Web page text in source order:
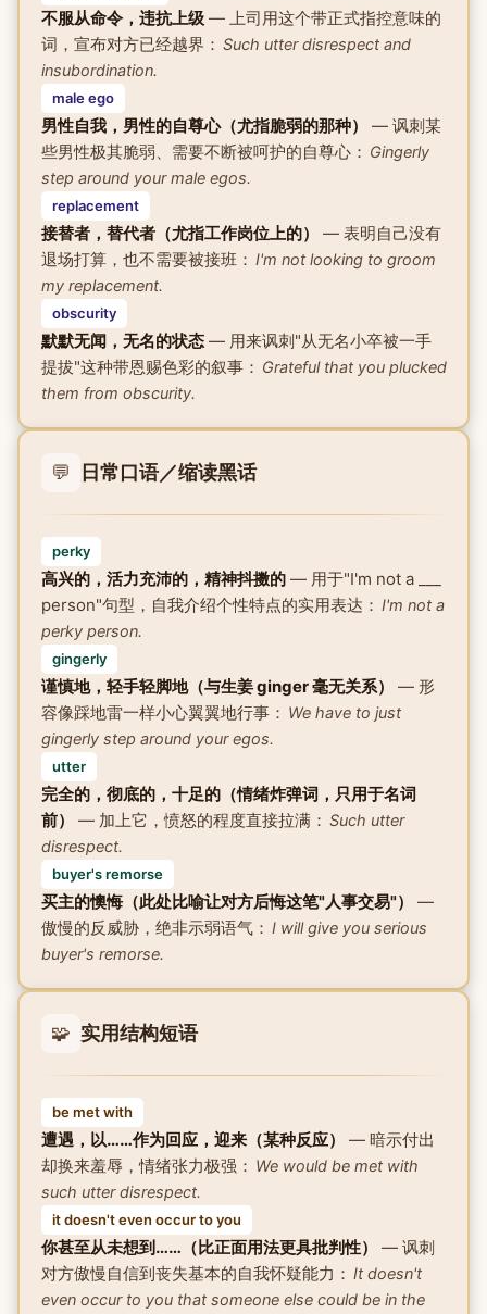
不服从命令，违抗上级— 上司用这个带正式指控意味的
词，宣布对方已经越界： Such utter disrespect and
insubordination.
male ego
男性自我，男性的自尊心（尤指脆弱的那种）
— 讽刺某
些男性极其脆弱、需要不断被呵护的自尊心： Gingerly
step around your male egos.
replacement
接替者，替代者（尤指工作岗位上的）
— 表明自己没有
退场打算，也不需要被接班： I'm not looking to groom
my replacement.
obscurity
默默无闻，无名的状态— 用来讽刺"从无名小卒被一手
提拔"这种带恩赐色彩的叙事： Grateful that you plucked
them from obscurity.
💬 日常口语／缩读黑话
perky
高兴的，活力充沛的，精神抖擞的— 用于"I'm not a ___
person"句型，自我介绍个性特点的实用表达： I'm not a
perky person.
gingerly
谨慎地，轻手轻脚地（与生姜 ginger 毫无关系）
— 形
容像踩地雷一样小心翼翼地行事： We have to just
gingerly step around your egos.
utter
完全的，彻底的，十足的（情绪炸弹词，只用于名词
前）
— 加上它，愤怒的程度直接拉满： Such utter
disrespect.
buyer's remorse
买主的懊悔（此处比喻让对方后悔这笔"人事交易"）
—
傲慢的反威胁，绝非示弱语气： I will give you serious
buyer's remorse.
🧩 实用结构短语
be met with
遭遇，以……作为回应，迎来（某种反应）
— 暗示付出
却换来羞辱，情绪张力极强： We would be met with
such utter disrespect.
it doesn't even occur to you
你甚至从未想到……（比正面用法更具批判性）
— 讽刺
对方傲慢自信到丧失基本的自我怀疑能力： It doesn't
even occur to you that someone else could be in the